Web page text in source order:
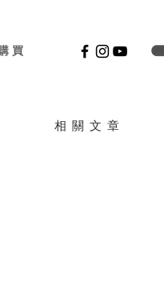
買
相 關 文 章